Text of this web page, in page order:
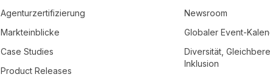
Agenturzertifizierung
Markteinblicke
Case Studies
Product Releases
Newsroom
Globaler Event-
Diversität,
Inklusion